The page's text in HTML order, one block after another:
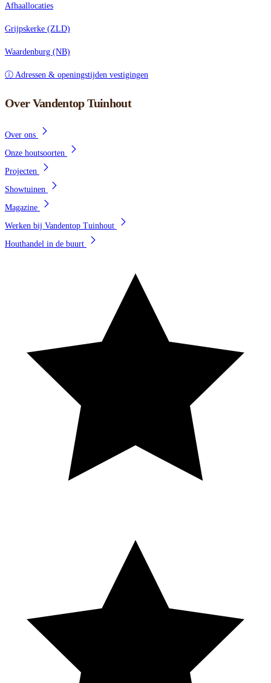
Afhaallocaties
Grijpskerke (ZLD)
Waardenburg (NB)
ⓘ Adressen & openingstijden vestigingen
Over Vandentop Tuinhout
Over ons
Onze houtsoorten
Projecten
Showtuinen
Magazine
Werken bij Vandentop Tuinhout
Houthandel in de buurt